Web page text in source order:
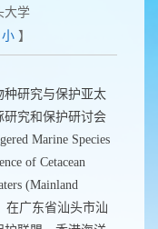
大学
小】
种研究与保护亚太
研究和保护研讨会
Marine Species
of Cetacean
(Mainland
在广东省汕头市汕